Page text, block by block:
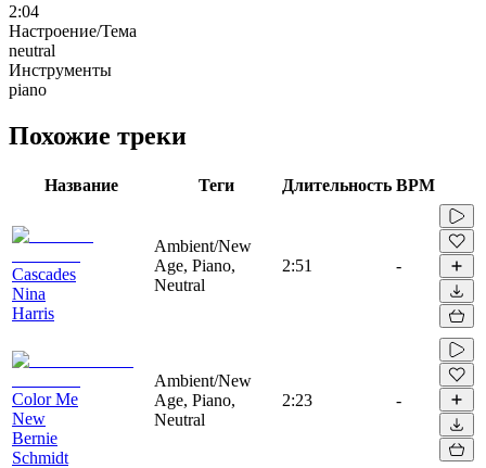
2:04
Настроение/Тема
neutral
Инструменты
piano
Похожие треки
Название Теги Длительность BPM
Cascades
Nina
Harris
Ambient/New
Age, Piano,
Neutral
2:51 -
Color Me
New
Bernie
Schmidt
Ambient/New
Age, Piano,
Neutral
2:23 -